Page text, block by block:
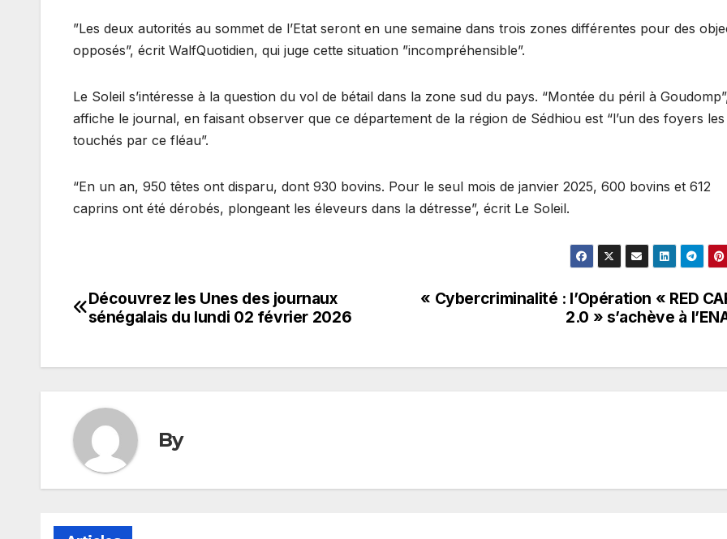
”Les deux autorités au sommet de l’Etat seront en une semaine dans trois zones différentes pour des
opposés”, écrit WalfQuotidien, qui juge cette situation ”incompréhensible”.
Le Soleil s’intéresse à la question du vol de bétail dans la zone sud du pays. “Montée du péril à
affiche le journal, en faisant observer que ce département de la région de Sédhiou est “l’un des foyers
touchés par ce fléau”.
“En un an, 950 têtes ont disparu, dont 930 bovins. Pour le seul mois de janvier 2025, 600 bovins et 612
caprins ont été dérobés, plongeant les éleveurs dans la détresse”, écrit Le Soleil.
Navigation
l’article
« Cybercriminalité : l’Opération « RED
2.0 » s’achève à
Découvrez les Unes des journaux
sénégalais du lundi 02 février 2026
By